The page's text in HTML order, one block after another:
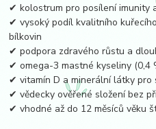
✔ kolostrum pro posílení imunity
✔ vysoký podíl kvalitního
bílkovin
✔ podpora zdravého růstu a
✔ omega-3 mastné kyseliny (0,4
✔ vitamín D a minerální látky pro
✔ vědecky ověřené složení bez
✔ vhodné až do 12 měsíců věku